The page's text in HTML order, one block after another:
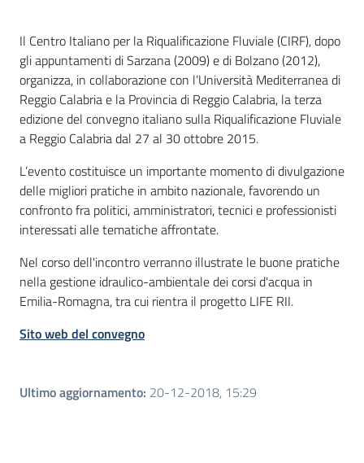
Introduzione
Il Centro Italiano per la Riqualificazione Fluviale (CIRF), dopo
gli appuntamenti di Sarzana (2009) e di Bolzano (2012),
organizza, in collaborazione con l’Università Mediterranea di
Reggio Calabria e la Provincia di Reggio Calabria, la terza
edizione del convegno italiano sulla Riqualificazione Fluviale
a Reggio Calabria dal 27 al 30 ottobre 2015.
L’evento costituisce un importante momento di divulgazione
delle migliori pratiche in ambito nazionale, favorendo un
confronto fra politici, amministratori, tecnici e professionisti
interessati alle tematiche affrontate.
Nel corso dell'incontro verranno illustrate le buone pratiche
nella gestione idraulico-ambientale dei corsi d'acqua in
Emilia-Romagna, tra cui rientra il progetto LIFE RII.
Sito web del convegno
Ultimo aggiornamento: 20-12-2018, 15:29